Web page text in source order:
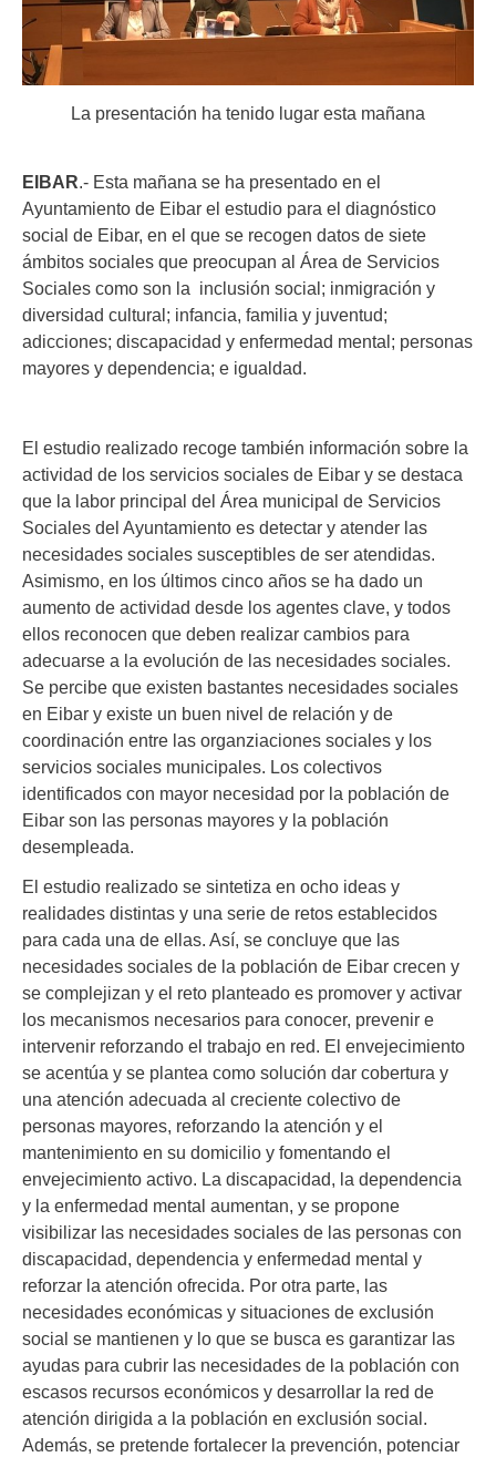
La presentación ha tenido lugar esta mañana
EIBAR.- Esta mañana se ha presentado en el
Ayuntamiento de Eibar el estudio para el diagnóstico
social de Eibar, en el que se recogen datos de siete
ámbitos sociales que preocupan al Área de Servicios
Sociales como son la inclusión social; inmigración y
diversidad cultural; infancia, familia y juventud;
adicciones; discapacidad y enfermedad mental; personas
mayores y dependencia; e igualdad.
El estudio realizado recoge también información sobre la
actividad de los servicios sociales de Eibar y se destaca
que la labor principal del Área municipal de Servicios
Sociales del Ayuntamiento es detectar y atender las
necesidades sociales susceptibles de ser atendidas.
Asimismo, en los últimos cinco años se ha dado un
aumento de actividad desde los agentes clave, y todos
ellos reconocen que deben realizar cambios para
adecuarse a la evolución de las necesidades sociales.
Se percibe que existen bastantes necesidades sociales
en Eibar y existe un buen nivel de relación y de
coordinación entre las organziaciones sociales y los
servicios sociales municipales. Los colectivos
identificados con mayor necesidad por la población de
Eibar son las personas mayores y la población
desempleada.
El estudio realizado se sintetiza en ocho ideas y
realidades distintas y una serie de retos establecidos
para cada una de ellas. Así, se concluye que las
necesidades sociales de la población de Eibar crecen y
se complejizan y el reto planteado es promover y activar
los mecanismos necesarios para conocer, prevenir e
intervenir reforzando el trabajo en red. El envejecimiento
se acentúa y se plantea como solución dar cobertura y
una atención adecuada al creciente colectivo de
personas mayores, reforzando la atención y el
mantenimiento en su domicilio y fomentando el
envejecimiento activo. La discapacidad, la dependencia
y la enfermedad mental aumentan, y se propone
visibilizar las necesidades sociales de las personas con
discapacidad, dependencia y enfermedad mental y
reforzar la atención ofrecida. Por otra parte, las
necesidades económicas y situaciones de exclusión
social se mantienen y lo que se busca es garantizar las
ayudas para cubrir las necesidades de la población con
escasos recursos económicos y desarrollar la red de
atención dirigida a la población en exclusión social.
Además, se pretende fortalecer la prevención, potenciar